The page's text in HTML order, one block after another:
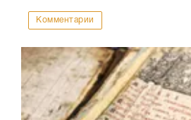
Комментарии